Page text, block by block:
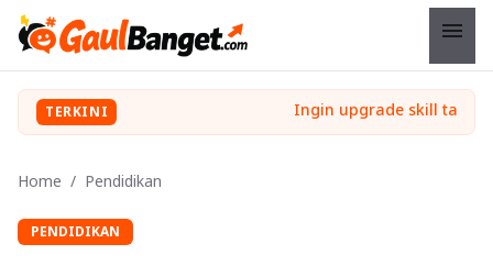
menu
TERKINI
Home / Pendidikan
PENDIDIKAN